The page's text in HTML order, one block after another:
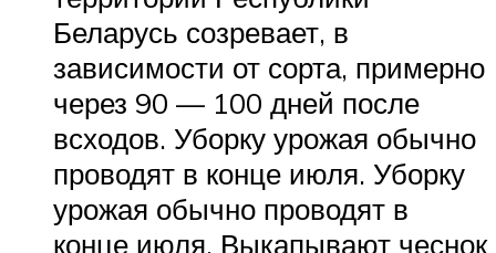
Беларусь созревает, в
зависимости от сорта, примерно
через 90 — 100 дней после
всходов. Уборку урожая обычно
проводят в конце июля. Уборку
урожая обычно проводят в
конце июля. Выкапывают чеснок